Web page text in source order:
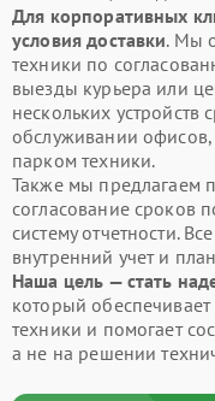
Для корпоративных
условия доставки. Мы
техники по
выезды курьера или
нескольких устройств
обслуживании
парком техники.
Также мы предлагаем
согласование сроков
систему отчетности.
внутренний учет и
Наша цель — стать
который
техники и помогает
а не на решении